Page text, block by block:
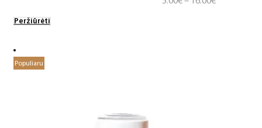
Peržiūrėti
Populiaru